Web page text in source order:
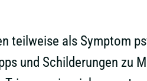
teilweise als Symptom
und Schilderungen zu